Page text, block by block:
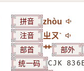
拼音 zhòu
注音 ㄓㄡˋ
部首 艹 部外
统一码 CJK